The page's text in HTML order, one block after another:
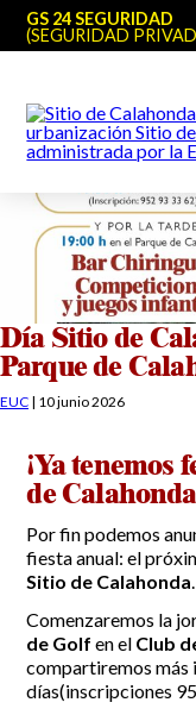
GS 24 SEGURIDAD
(SEGURIDAD
Acerca de
Quiénes somos
Junta Directiva
Servicios de la
Estatutos
Actas e
Sitio de
Actuaciones
Utilidades
Plano de
El reciclado de
Información
Teléfonos de
Incidencias
Incidencias
App Gecor
Contactar
OCIO Y
Historia de
©2026 E.U.C. Sitio de
NIF: G29178803.Todos los
Día Sitio de
Parque de
EUC | 10 junio 2026
¡Ya tenemos
de
Por fin podemos
fiesta anual: el
Sitio de Calahonda
Comenzaremos la
de Golf en el Club
compartiremos más
días(inscripciones